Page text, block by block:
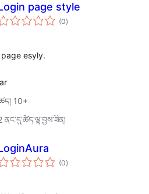
page style
(0གདེང་
འཇོག་
)
esyly.
10+
(0གདེང་
འཇོག་
)